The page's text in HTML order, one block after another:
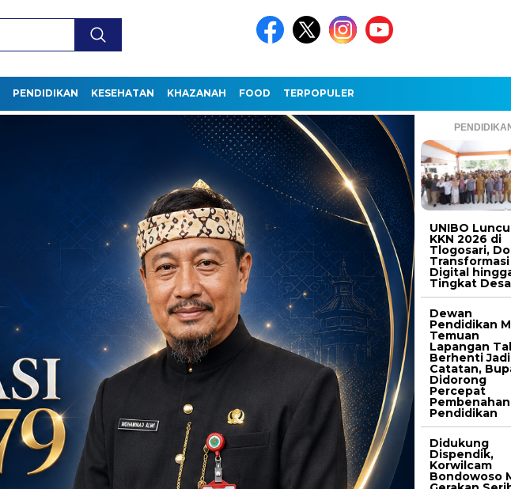
PENDIDIKAN KESEHATAN KHAZANAH FOOD TERPOPULER
UNIBO
KKN 2026 di
Tlogosari,
Transformasi
Digital
Tingkat Desa
Dewan
Pendidikan
Temuan
Lapangan
Berhenti Jadi
Catatan,
Didorong
Percepat
Pembenahan
Pendidikan
Didukung
Dispendik,
Korwilcam
Bondowoso